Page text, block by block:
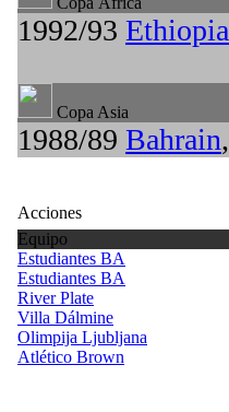
1992/93 Ethiopia
Copa Asia
1988/89 Bahrain,
Acciones
Equipo
Estudiantes BA
Estudiantes BA
River Plate
Villa Dálmine
Olimpija Ljubljana
Atlético Brown